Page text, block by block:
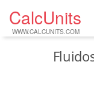
CalcUnits
WWW.CALCUNITS.COM